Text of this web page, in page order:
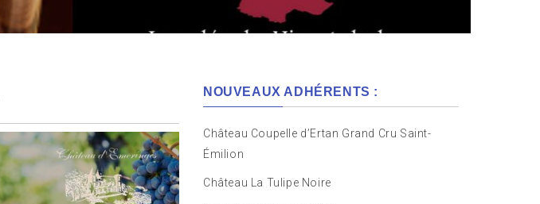
NOUVEAUX ADHÉRENTS :
Château Coupelle d’Ertan Grand Cru Saint-
Émilion
Château La Tulipe Noire